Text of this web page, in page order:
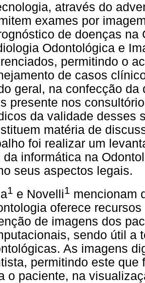
através do
exames por
de doenças na
Odontológica e
permitindo o
de casos
geral, na confecção
presente nos
da validade desses
matéria de
foi realizar um
da informática na
seus aspectos legais.
1 e Novelli1 mencionam
oferece
de imagens dos
sendo útil a
As imagens
permitindo este
o paciente, na